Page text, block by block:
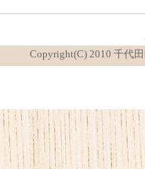
Copyright(C) 2010 千代